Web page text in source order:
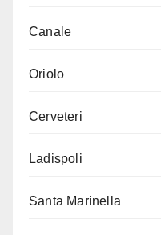
Canale
Oriolo
Cerveteri
Ladispoli
Santa Marinella